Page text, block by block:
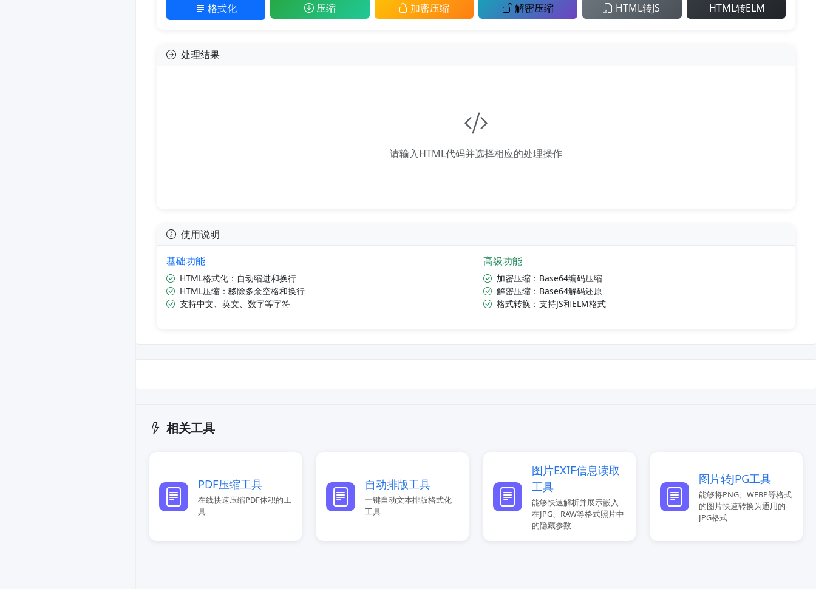
格式化 压缩 加密压缩 解密压缩 HTML转JS HTML转ELM
处理结果
请输入HTML代码并选择相应的处理操作
使用说明
基础功能
HTML格式化：自动缩进和换行
HTML压缩：移除多余空格和换行
支持中文、英文、数字等字符
高级功能
加密压缩：Base64编码压缩
解密压缩：Base64解码还原
格式转换：支持JS和ELM格式
相关工具
PDF压缩工具
在线快速压缩PDF体积的工
具
自动排版工具
一键自动文本排版格式化
工具
图片EXIF信息读取
工具
能够快速解析并展示嵌入
在JPG、RAW等格式照片中
的隐藏参数
图片转JPG工具
能够将PNG、WEBP等格式
的图片快速转换为通用的
JPG格式